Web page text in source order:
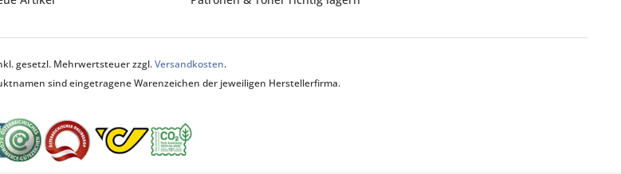
gesetzl. Mehrwertsteuer zzgl.Versandkosten.
sind eingetragene Warenzeichen der jeweiligen Herstellerfirma.